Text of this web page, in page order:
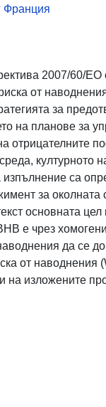
набор
Франция
2007/60/ЕО
от
за
на планове за
отрицателните
културното
изпълнение са
за
основната
е чрез
да се
от наводнения
на изложените